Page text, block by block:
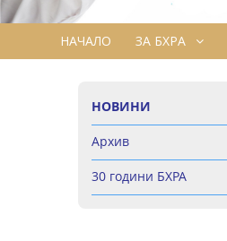
НАЧАЛО ЗА БХРА
НОВИНИ
Архив
30 години БХРА